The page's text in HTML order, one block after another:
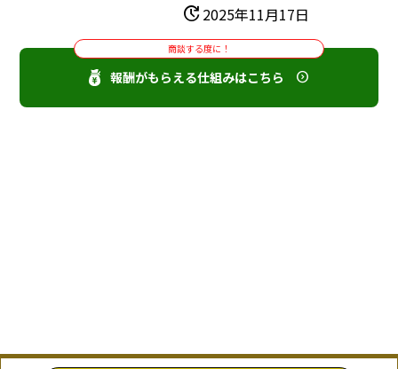
update2025年11月17日
商談する度に！
報酬がもらえる仕組みはこちら